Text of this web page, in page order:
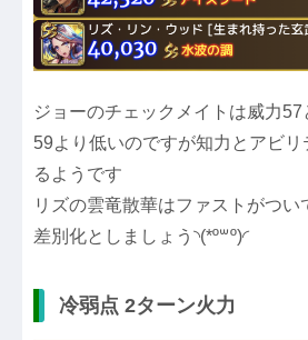
ジョーのチェックメイトは威力
59より低いのですが知力とアビ
るようです
リズの雲竜散華はファストがつ
差別化としましょう◝(*º꒳​º)◜
冷弱点 2ターン火力